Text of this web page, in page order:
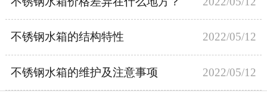
不锈钢水箱的结构特性 2022/05/12
不锈钢水箱的维护及注意事项 2022/05/12